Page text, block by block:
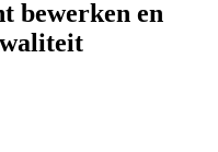
bewerken en